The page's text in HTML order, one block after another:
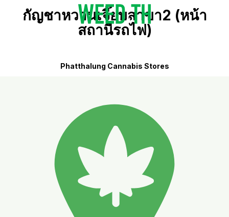
กัญชาหวานเจี๊ยบสาขา2 (หน้า
สถานีรถไฟ)
Phatthalung Cannabis Stores